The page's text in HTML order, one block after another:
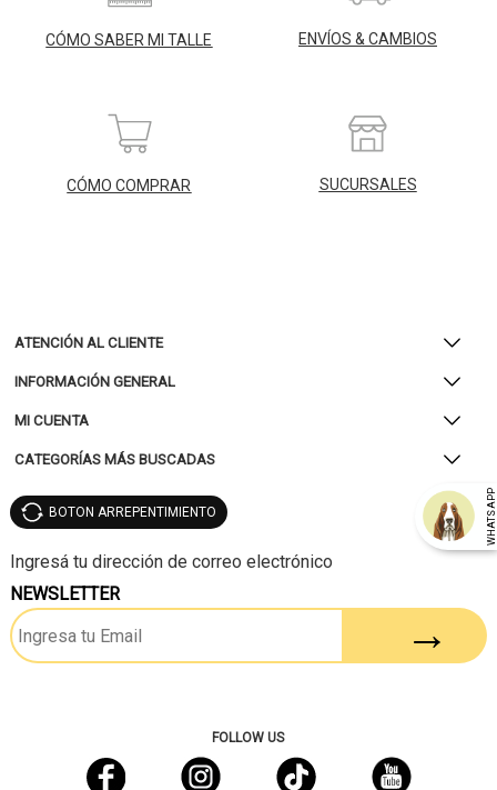
CÓMO SABER MI TALLE ENVÍOS & CAMBIOS
CÓMO COMPRAR SUCURSALES
ATENCIÓN AL CLIENTE
INFORMACIÓN GENERAL
MI CUENTA
CATEGORÍAS MÁS BUSCADAS
WHATSAPP
BOTON ARREPENTIMIENTO
NEWSLETTER
FOLLOW US